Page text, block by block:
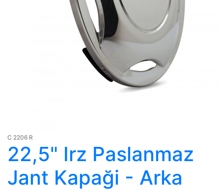
C 2206 R
22,5" Irz Paslanmaz
Jant Kapaği - Arka